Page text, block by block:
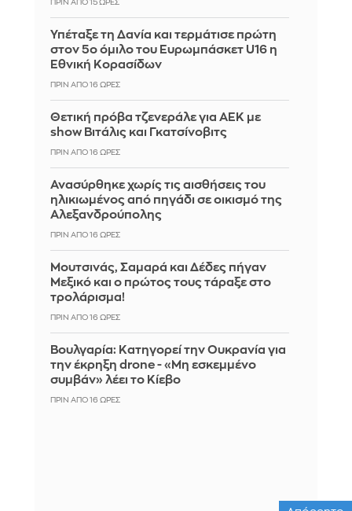
ΠΡΙΝ ΑΠΌ 15 ΏΡΕΣ
Υπέταξε τη Δανία και τερμάτισε πρώτη
στον 5ο όμιλο του Ευρωμπάσκετ U16 η
Εθνική Κορασίδων
ΠΡΙΝ ΑΠΌ 16 ΏΡΕΣ
Θετική πρόβα τζενεράλε για ΑΕΚ με
show Βιτάλις και Γκατσίνοβιτς
ΠΡΙΝ ΑΠΌ 16 ΏΡΕΣ
Ανασύρθηκε χωρίς τις αισθήσεις του
ηλικιωμένος από πηγάδι σε οικισμό της
Αλεξανδρούπολης
ΠΡΙΝ ΑΠΌ 16 ΏΡΕΣ
Μουτσινάς, Σαμαρά και Δέδες πήγαν
Μεξικό και ο πρώτος τους τάραξε στο
τρολάρισμα!
ΠΡΙΝ ΑΠΌ 16 ΏΡΕΣ
Βουλγαρία: Κατηγορεί την Ουκρανία για
την έκρηξη drone - «Μη εσκεμμένο
συμβάν» λέει το Κίεβο
ΠΡΙΝ ΑΠΌ 16 ΏΡΕΣ